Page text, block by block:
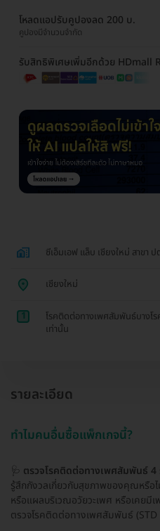
โหลดแอปรับคูปองลด 200 บ.
คูปองมีจำนวนจำกัด
รับสิทธิพิเศษเพิ่มอีกด้วย HDmall
ซีเอ็มเอฟ แล็บ เชียงใหม่ สาขา ป
เชียงใหม่
1
โรคติดต่อทางเพศสัมพันธ์บางโร
เท่านั้น
รายละเอียด
ทำไมคนอื่นซื้อแพ็กเกจนี้?
🩺 ตรวจโรคติดต่อทางเพศสัมพันธ์ 4
รู้สึกกังวลเกี่ยวกับสุขภาพของคุณหรื
หรือแผลบริเวณอวัยวะเพศ หรือเคยมี
ตรวจโรคติดต่อทางเพศสัมพันธ์